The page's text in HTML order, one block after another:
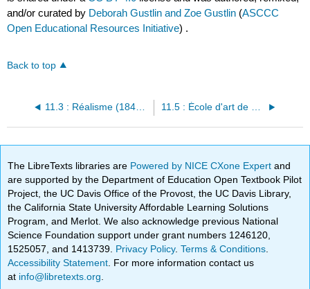
and/or curated by Deborah Gustlin and Zoe Gustlin (ASCCC
Open Educational Resources Initiative) .
Back to top
11.3 : Réalisme (1848 — 1870) 11.5 : École d'art de Shanghai (fin du XIXe siècle)
The LibreTexts libraries are Powered by NICE CXone Expertand
are supported by the Department of Education Open Textbook Pilot
Project, the UC Davis Office of the Provost, the UC Davis Library,
the California State University Affordable Learning Solutions
Program, and Merlot. We also acknowledge previous National
Science Foundation support under grant numbers 1246120,
1525057, and 1413739. Privacy Policy.Terms & Conditions
Accessibility Statement . For more information contact us
at info@libretexts.org